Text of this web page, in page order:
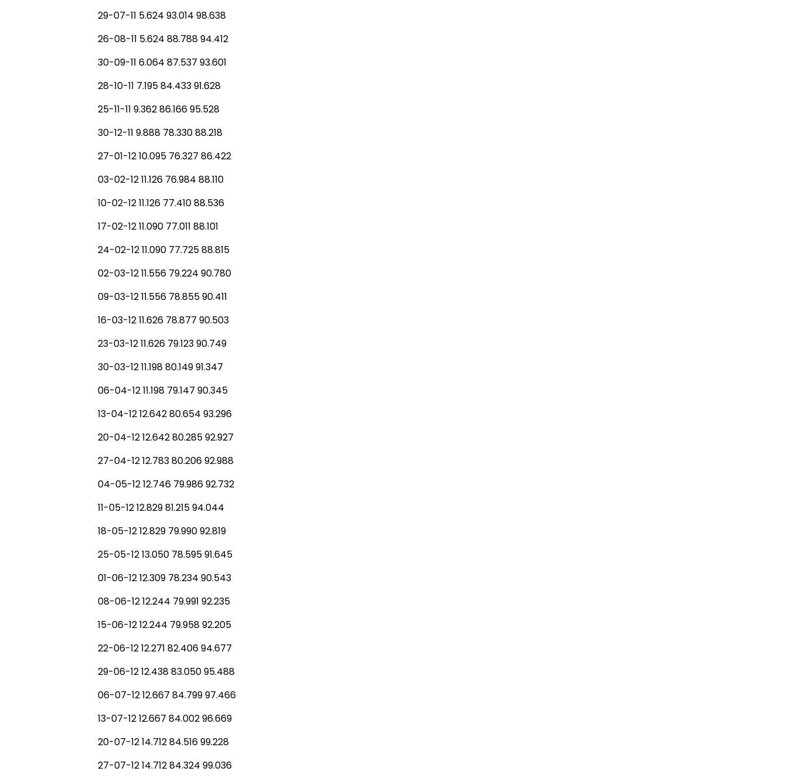
29-07-11 5.624 93.014 98.638
26-08-11 5.624 88.788 94.412
30-09-11 6.064 87.537 93.601
28-10-11 7.195 84.433 91.628
25-11-11 9.362 86.166 95.528
30-12-11 9.888 78.330 88.218
27-01-12 10.095 76.327 86.422
03-02-12 11.126 76.984 88.110
10-02-12 11.126 77.410 88.536
17-02-12 11.090 77.011 88.101
24-02-12 11.090 77.725 88.815
02-03-12 11.556 79.224 90.780
09-03-12 11.556 78.855 90.411
16-03-12 11.626 78.877 90.503
23-03-12 11.626 79.123 90.749
30-03-12 11.198 80.149 91.347
06-04-12 11.198 79.147 90.345
13-04-12 12.642 80.654 93.296
20-04-12 12.642 80.285 92.927
27-04-12 12.783 80.206 92.988
04-05-12 12.746 79.986 92.732
11-05-12 12.829 81.215 94.044
18-05-12 12.829 79.990 92.819
25-05-12 13.050 78.595 91.645
01-06-12 12.309 78.234 90.543
08-06-12 12.244 79.991 92.235
15-06-12 12.244 79.958 92.205
22-06-12 12.271 82.406 94.677
29-06-12 12.438 83.050 95.488
06-07-12 12.667 84.799 97.466
13-07-12 12.667 84.002 96.669
20-07-12 14.712 84.516 99.228
27-07-12 14.712 84.324 99.036